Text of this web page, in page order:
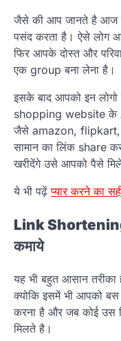
जैसे की आप जानते है आज
पसंद करता है। ऐसे लोग
फिर आपके दोस्त और
एक group बना लेना है।
इसके बाद आपको इन
shopping website के
जैसे amazon, flipkart,
सामान का लिंक share
खरीदेंगे उसे आपको पैसे
ये भी पढ़ेंप्यार करने का
Link
कमाये
यह भी बहुत आसान
क्योकि इसमें भी आपको
करना है और जब कोई उस
मिलते है।